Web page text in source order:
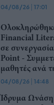
04/08/26 | 17:01
Financial
σε
Point -
μαθητές ανά
04/08/26 | 14:48
Ίδρυμα